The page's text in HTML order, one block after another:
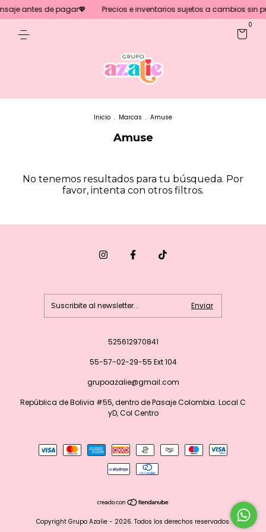
antes de pagar💖 Precios e inventarios sujetos a cambios sin
0
Inicio . Marcas . Amuse
Amuse
No tenemos resultados para tu búsqueda. Por
favor, intenta con otros filtros.
525612970841
55-57-02-29-55 Ext 104
grupoazalie@gmail.com
República de Bolivia #55, dentro de Pasaje Colombia. Local C
yD, Col Centro
Copyright Grupo Azalie - 2026. Todos los derechos reservados.